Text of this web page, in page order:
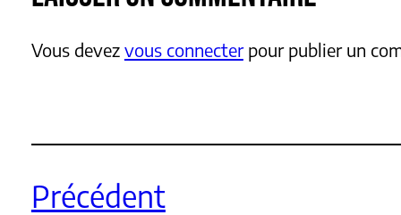
Vous devez vous connecterpour publier un
Précédent